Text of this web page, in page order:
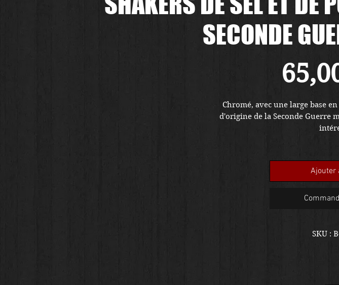
SECONDE
Chromé, avec une large base
d'origine de la Seconde Guerre
Ajouter
SKU :